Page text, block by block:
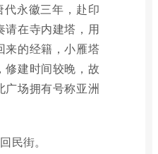
代永徽三年，赴印
请在寺内建塔，用
来的经籍，小雁塔
修建时间较晚，故
广场拥有号称亚洲
民街。